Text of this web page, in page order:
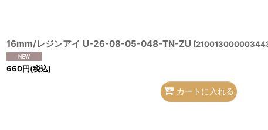
16mm/レジンアイ U-26-08-05-048-TN-ZU [
660円(税込)
カートに入れる